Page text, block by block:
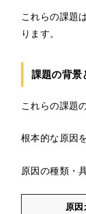
これらの課題
ります。
課題の背景
これらの課題
根本的な原因
原因の種類・
原因